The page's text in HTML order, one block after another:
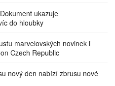
ukazuje
do hloubky
marvelovských novinek i
Czech Republic
nový den nabízí zbrusu nové